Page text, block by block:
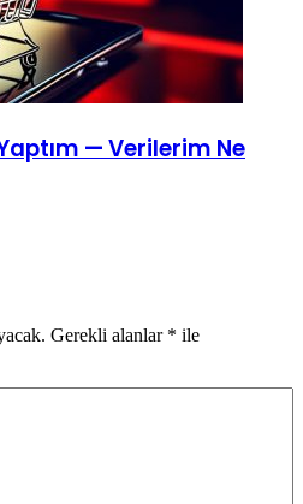
— Verilerim Ne
Gerekli alanlar * ile